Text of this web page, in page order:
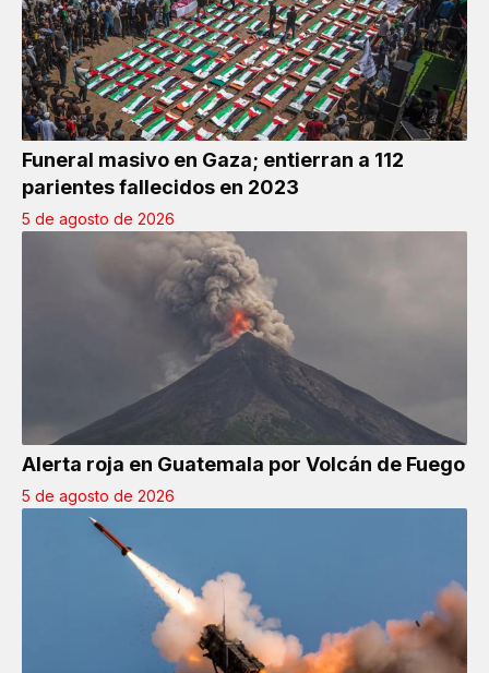
Funeral masivo en Gaza; entierran a 112
parientes fallecidos en 2023
5 de agosto de 2026
Alerta roja en Guatemala por Volcán de Fuego
5 de agosto de 2026